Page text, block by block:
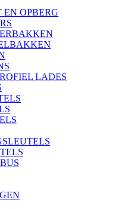
EN OPBERG
LADES